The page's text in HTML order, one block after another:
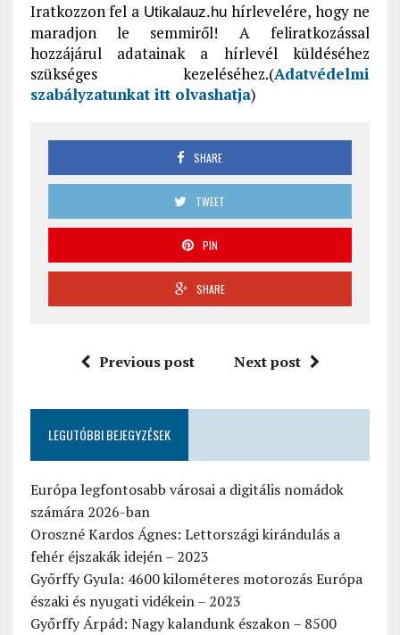
Iratkozzon fel a Utikalauz.hu hírlevelére, hogy ne
maradjon le semmiről! A feliratkozással
hozzájárul adatainak a hírlevél küldéséhez
szükséges kezeléséhez.(Adatvédelmi
szabályzatunkat itt olvashatja)
SHARE
TWEET
PIN
SHARE
Previous post Next post
LEGUTÓBBI BEJEGYZÉSEK
Európa legfontosabb városai a digitális nomádok
számára 2026-ban
Oroszné Kardos Ágnes: Lettországi kirándulás a
fehér éjszakák idején – 2023
Győrffy Gyula: 4600 kilométeres motorozás Európa
északi és nyugati vidékein – 2023
Győrffy Árpád: Nagy kalandunk északon – 8500